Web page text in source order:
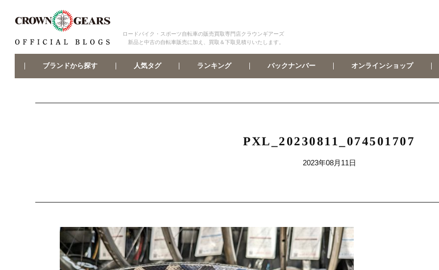
ロードバイク・スポーツ自転車の販売買取専門店クラウンギアーズ
新品と中古の自転車販売に加え、買取＆下取見積りいたします。
ブランドから探す 人気タグ ランキング バックナンバー オンラインショップ
PXL_20230811_074501707
2023年08月11日